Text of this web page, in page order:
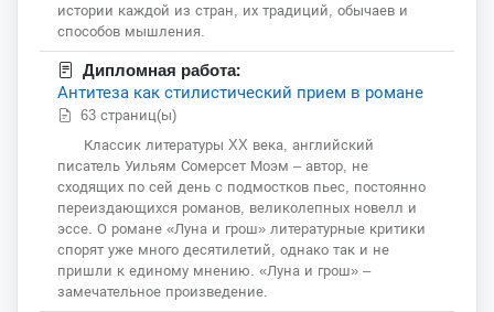
истории каждой из стран, их традиций, обычаев и
способов мышления.
Дипломная работа:
Антитеза как стилистический прием в романе
63 страниц(ы)
Классик литературы XX века, английский
писатель Уильям Сомерсет Моэм – автор, не
сходящих по сей день с подмостков пьес, постоянно
переиздающихся романов, великолепных новелл и
эссе. О романе «Луна и грош» литературные критики
спорят уже много десятилетий, однако так и не
пришли к единому мнению. «Луна и грош» –
замечательное произведение.